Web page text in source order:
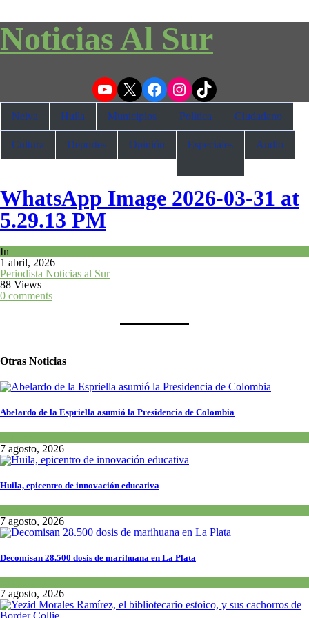
Noticias Al Sur
YouTube
X Facebook
Instagram
TikTok
Neiva Huila Municipios Política Ciudadano
Cultura Deportes Opinión Especiales Audio
WhatsApp Image 2026-03-31 at
5.29.13 PM
In
1 abril, 2026
Periodista Noticias al Sur
88 Views
0 comments
Otras Noticias
Abelardo de la Espriella asumió la Presidencia de Colombia
7 agosto, 2026
Huila, epicentro de innovación educativa
7 agosto, 2026
Decomisan 28.500 dosis de marihuana en La Plata
7 agosto, 2026